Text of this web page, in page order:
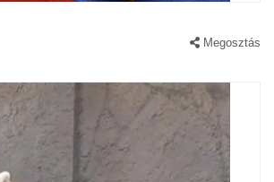
Megosztás